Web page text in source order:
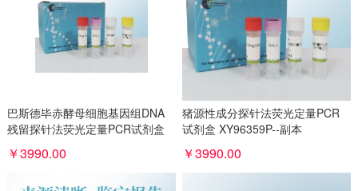
巴斯德毕赤酵母细胞基因组DNA
残留探针法荧光定量PCR试剂盒
￥3990.00
猪源性成分探针法荧光定量PCR
试剂盒 XY96359P--副本
￥3990.00